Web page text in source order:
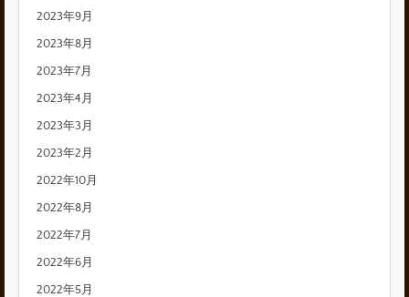
2023年9月
2023年8月
2023年7月
2023年4月
2023年3月
2023年2月
2022年10月
2022年8月
2022年7月
2022年6月
2022年5月